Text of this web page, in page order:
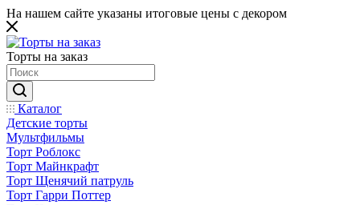
На нашем сайте указаны итоговые цены с декором
Торты на заказ
Каталог
Детские торты
Мультфильмы
Торт Роблокс
Торт Майнкрафт
Торт Щенячий патруль
Торт Гарри Поттер